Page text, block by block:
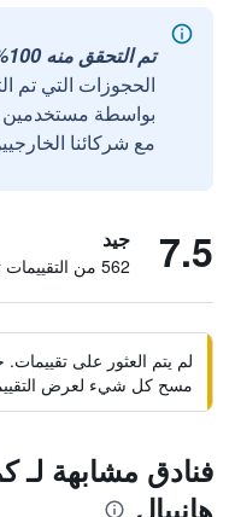
تم التحقق منه 100%
الحجوزات التي تم
مع شركائنا
7.5 جيد
562 من التقييمات تم التحقق منها
لم يتم العثور على
مسح كل شيء لعرض
فنادق مشابهة
هانيبال